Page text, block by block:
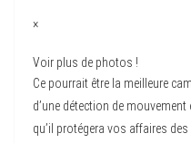
×
Voir plus de photos !
Ce pourrait être la meilleure
d’une détection de
qu’il protégera vos affaires